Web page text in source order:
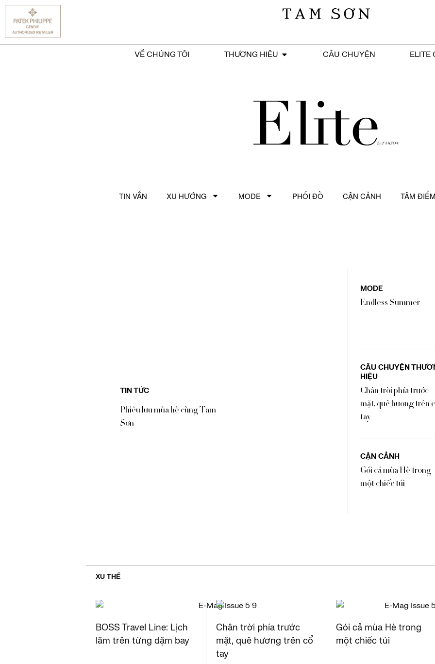
VỀ CHÚNG TÔI THƯƠNG HIỆU CÂU CHUYỆN ELITE
TIN VẮN XU HƯỚNG MODE PHỐI ĐỒ CẬN CẢNH TÂM ĐIỂM
TIN TỨC
Phiêu lưu mùa hè cùng Tam
Sơn
MODE
Endless Summer
CÂU CHUYỆN
HIỆU
Chân trời phía trước
mặt, quê hương trên
tay
CẬN CẢNH
Gói cả mùa Hè trong
một chiếc túi
XU THẾ
BOSS Travel Line: Lịch
lãm trên từng dặm bay
Chân trời phía trước
mặt, quê hương trên cổ
tay
Gói cả mùa Hè trong
một chiếc túi